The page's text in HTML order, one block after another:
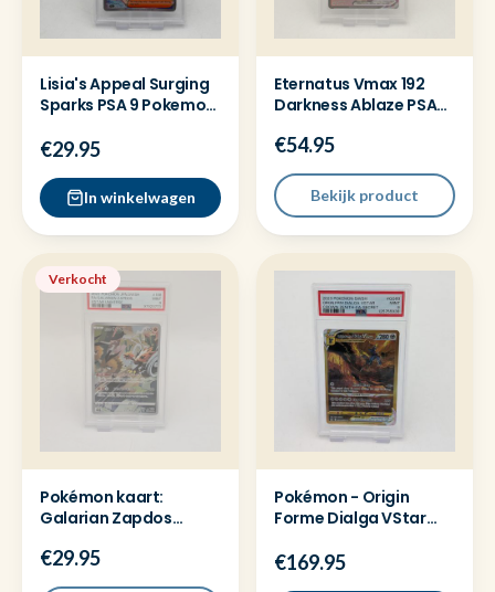
Lisia's Appeal Surging
Sparks PSA 9 Pokemon
€29.95
In winkelwagen
Eternatus Vmax 192
Darkness Ablaze PSA
€54.95
Bekijk product
Verkocht
Pokémon kaart:
Galarian Zapdos
€29.95
Pokémon - Origin
Forme Dialga VStar
Zenith
€169.95